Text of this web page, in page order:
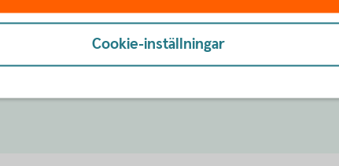
- ring oss eller besök ett bankkontor så
Cookie-inställningar